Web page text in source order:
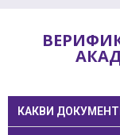
КАКВИ